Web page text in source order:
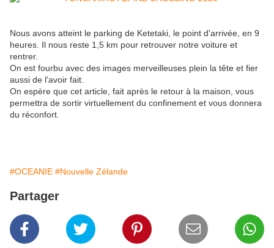
Nous avons atteint le parking de Ketetaki, le point d'arrivée, en 9
heures. Il nous reste 1,5 km pour retrouver notre voiture et
rentrer.
On est fourbu avec des images merveilleuses plein la tête et fier
aussi de l'avoir fait.
On espère que cet article, fait après le retour à la maison, vous
permettra de sortir virtuellement du confinement et vous donnera
du réconfort.
#OCEANIE #Nouvelle Zélande
Partager